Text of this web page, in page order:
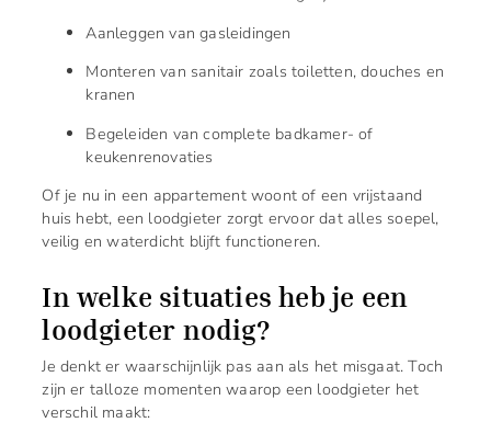
Aanleggen van gasleidingen
Monteren van sanitair zoals toiletten, douches en
kranen
Begeleiden van complete badkamer- of
keukenrenovaties
Of je nu in een appartement woont of een vrijstaand
huis hebt, een loodgieter zorgt ervoor dat alles soepel,
veilig en waterdicht blijft functioneren.
In welke situaties heb je een
loodgieter nodig?
Je denkt er waarschijnlijk pas aan als het misgaat. Toch
zijn er talloze momenten waarop een loodgieter het
verschil maakt: